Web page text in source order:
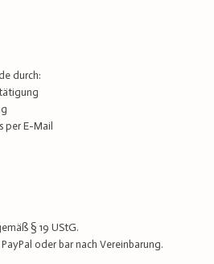
durch:
per E-Mail
§ 19 UStG.
oder bar nach Vereinbarung.